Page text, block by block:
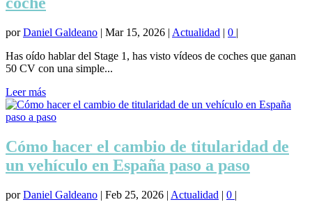
porDaniel Galdeano | Mar 15, 2026 | Actualidad | 0 |
Has oído hablar del Stage 1, has visto vídeos de coches que ganan
50 CV con una simple...
Leer más
Cómo hacer el cambio de titularidad de
un vehículo en España paso a paso
porDaniel Galdeano | Feb 25, 2026 | Actualidad | 0 |